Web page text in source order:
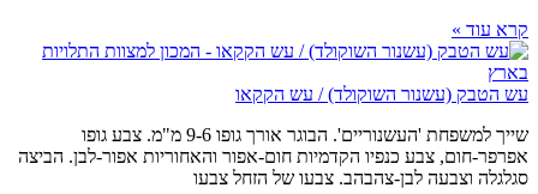
קרא עוד »
עש הטבק (עשנור השוקולד) / עש הקקאו
שייך למשפחת 'העשנוריים'. הבוגר אורך גופו 9-6 מ"מ. צבע גופו
אפרפר-חום, צבע כנפיו הקדמיות חום-אפור והאחוריות אפור-לבן. הביצה
סגלגלה וצבעה לבן-צהבהב. צבעו של הזחל צבעו